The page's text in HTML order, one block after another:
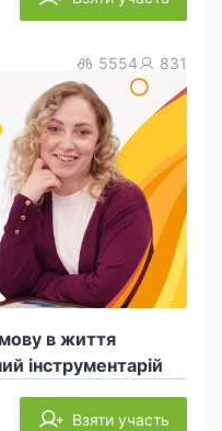
мову в життя
інструментарій
5554 831
Взяти участь